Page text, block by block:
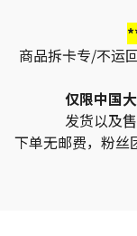
商品拆卡专/不运
仅限中国
发货以及
下单无邮费，粉丝